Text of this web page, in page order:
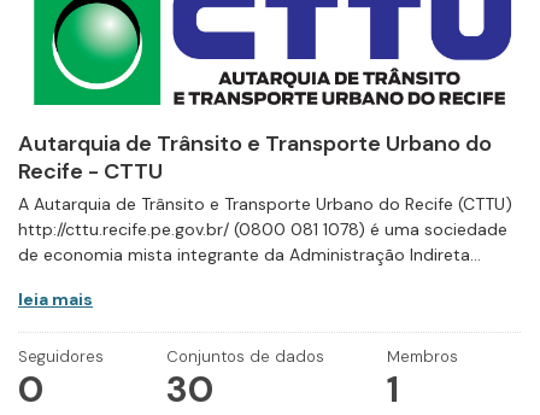
Autarquia de Trânsito e Transporte Urbano do
Recife - CTTU
A Autarquia de Trânsito e Transporte Urbano do Recife (CTTU)
http://cttu.recife.pe.gov.br/ (0800 081 1078) é uma sociedade
de economia mista integrante da Administração Indireta...
leia mais
Seguidores
0
Conjuntos de dados
30
Membros
1